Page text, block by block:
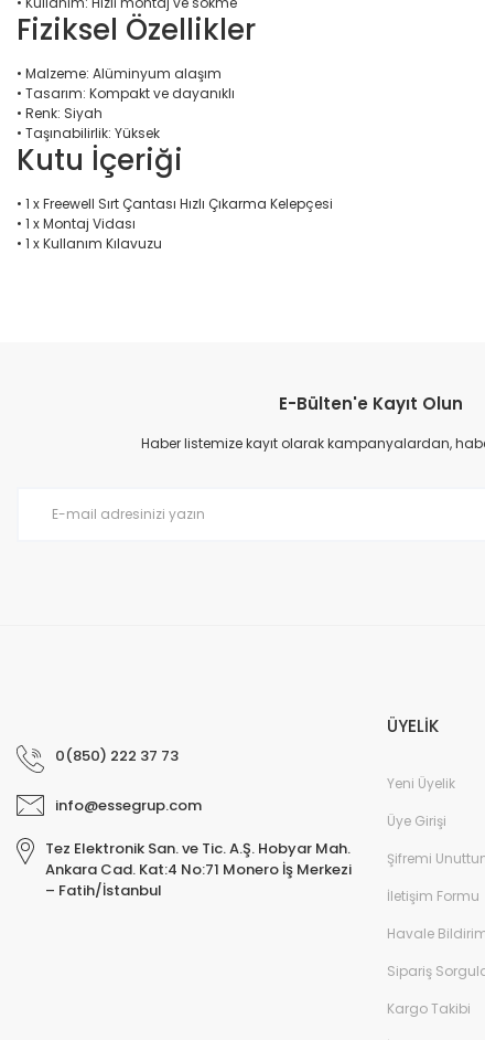
Fiziksel Özellikler
• Malzeme: Alüminyum alaşım
• Tasarım: Kompakt ve dayanıklı
• Renk: Siyah
• Taşınabilirlik: Yüksek
Kutu İçeriği
• 1 x Freewell Sırt Çantası Hızlı Çıkarma Kelepçesi
• 1 x Montaj Vidası
• 1 x Kullanım Kılavuzu
Ürün resmi kalitesiz, bozuk veya görüntülenemiyor.
Ürün açıklamasında eksik bilgiler bulunuyor.
E-Bülten'e Kayıt Olun
Haber listemize kayıt olarak kampanyalardan,
0(850) 222 37 73
info@essegrup.com
Tez Elektronik San. ve Tic. A.Ş. Hobyar Mah.
Ankara Cad. Kat:4 No:71 Monero İş Merkezi
– Fatih/İstanbul
ÜYELİK
Yeni Üyelik
Üye Girişi
Şifremi
İletişim Formu
Havale
Sipariş
Kargo Takibi